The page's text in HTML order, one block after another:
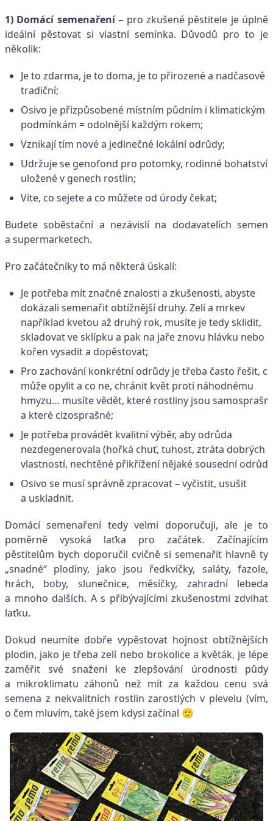
1) Domácí semenaření– pro zkušené pěstitele je úplně
ideální pěstovat si vlastní semínka. Důvodů pro to je
několik:
Je to zdarma, je to doma, je to přirozené a nadčasově
tradiční;
Osivo je přizpůsobené místním půdním i klimatickým
podmínkám = odolnější každým rokem;
Vznikají tím nové a jedinečné lokální odrůdy;
Udržuje se genofond pro potomky, rodinné bohatství
uložené v genech rostlin;
Víte, co sejete a co můžete od úrody čekat;
Budete soběstační a nezávislí na dodavatelích semen
a supermarketech.
Pro začátečníky to má některá úskalí:
Je potřeba mít značné znalosti a zkušenosti, abyste
dokázali semenařit obtížnější druhy. Zelí a mrkev
například kvetou až druhý rok, musíte je tedy sklidit,
skladovat ve sklípku a pak na jaře znovu hlávku nebo
kořen vysadit a dopěstovat;
Pro zachování konkrétní odrůdy je třeba často řešit,
může opylit a co ne, chránit květ proti náhodnému
hmyzu… musíte vědět, které rostliny jsou
a které cizosprašné;
Je potřeba provádět kvalitní výběr, aby odrůda
nezdegenerovala (hořká chuť, tuhost, ztráta dobrých
vlastností, nechtěné přikřížení nějaké sousední
Osivo se musí správně zpracovat – vyčistit, usušit
a uskladnit.
Domácí semenaření tedy velmi doporučuji, ale je to
poměrně vysoká laťka pro začátek. Začínajícím
pěstitelům bych doporučil cvičně si semenařit hlavně ty
„snadné“ plodiny, jako jsou ředkvičky, saláty, fazole,
hrách, boby, slunečnice, měsíčky, zahradní lebeda
a mnoho dalších. A s přibývajícími zkušenostmi zdvihat
laťku.
Dokud neumíte dobře vypěstovat hojnost obtížnějších
plodin, jako je třeba zelí nebo brokolice a květák, je lépe
zaměřit své snažení ke zlepšování úrodnosti půdy
a mikroklimatu záhonů než mít za každou cenu svá
semena z nekvalitních rostlin zarostlých v plevelu (vím,
o čem mluvím, také jsem kdysi začínal 🙂